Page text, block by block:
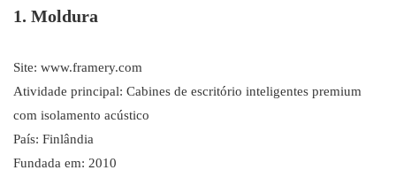
1. Moldura
Site: www.framery.com
Atividade principal: Cabines de escritório inteligentes premium
com isolamento acústico
País: Finlândia
Fundada em: 2010